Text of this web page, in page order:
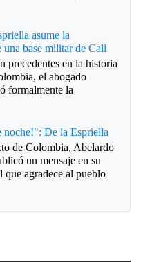
asume la
una base militar de Cali
precedentes en la historia
el abogado
formalmente la
noche!": De la Espriella
de Colombia, Abelardo
un mensaje en su
que agradece al pueblo